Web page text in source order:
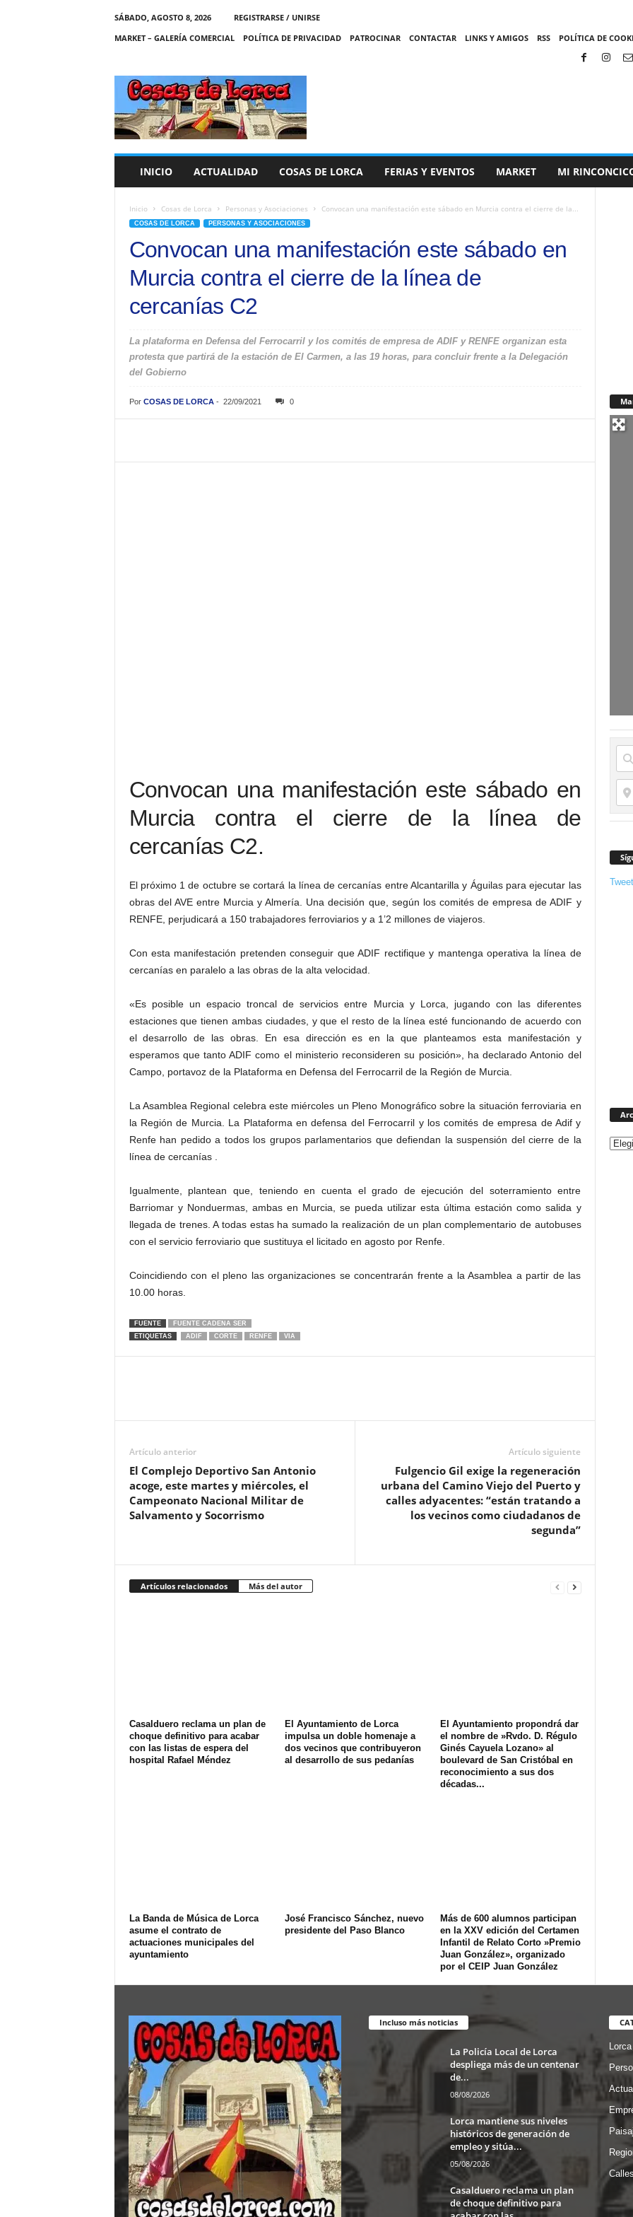
SÁBADO, AGOSTO 8, 2026
REGISTRARSE / UNIRSE
MARKET – GALERÍA COMERCIAL
POLÍTICA DE PRIVACIDAD PATROCINAR CONTACTAR LINKS Y AMIGOS RSS POLÍTICA DE
C
A
S
INICIO ACTUALIDAD COSAS DE LORCA FERIAS Y EVENTOS MARKET MI
Inicio Cosas de Lorca Personas y Asociaciones Convocan una manifestación este sábado en Murcia contra el cierre de la...
COSAS DE LORCA PERSONAS Y ASOCIACIONES
Convocan una manifestación este sábado en
Murcia contra el cierre de la línea de
cercanías C2
La plataforma en Defensa del Ferrocarril y los comités de empresa de ADIF y RENFE organizan esta
protesta que partirá de la estación de El Carmen, a las 19 horas, para concluir frente a la Delegación
del Gobierno
Por COSAS DE LORCA- 22/09/2021 0
Convocan una manifestación este sábado en
Murcia contra el cierre de la línea de
cercanías C2.
El próximo 1 de octubre se cortará la línea de cercanías entre Alcantarilla y Águilas para ejecutar las
obras del AVE entre Murcia y Almería. Una decisión que, según los comités de empresa de ADIF y
RENFE, perjudicará a 150 trabajadores ferroviarios y a 1’2 millones de viajeros.
Con esta manifestación pretenden conseguir que ADIF rectifique y mantenga operativa la línea de
cercanías en paralelo a las obras de la alta velocidad.
«Es posible un espacio troncal de servicios entre Murcia y Lorca, jugando con las diferentes
estaciones que tienen ambas ciudades, y que el resto de la línea esté funcionando de acuerdo con
el desarrollo de las obras. En esa dirección es en la que planteamos esta manifestación y
esperamos que tanto ADIF como el ministerio reconsideren su posición», ha declarado Antonio del
Campo, portavoz de la Plataforma en Defensa del Ferrocarril de la Región de Murcia.
La Asamblea Regional celebra este miércoles un Pleno Monográfico sobre la situación ferroviaria en
la Región de Murcia. La Plataforma en defensa del Ferrocarril y los comités de empresa de Adif y
Renfe han pedido a todos los grupos parlamentarios que defiendan la suspensión del cierre de la
línea de cercanías .
Igualmente, plantean que, teniendo en cuenta el grado de ejecución del soterramiento entre
Barriomar y Nonduermas, ambas en Murcia, se pueda utilizar esta última estación como salida y
llegada de trenes. A todas estas ha sumado la realización de un plan complementario de autobuses
con el servicio ferroviario que sustituya el licitado en agosto por Renfe.
Coincidiendo con el pleno las organizaciones se concentrarán frente a la Asamblea a partir de las
10.00 horas.
FUENTE
FUENTE CADENA SER
ETIQUETAS
ADIF CORTE RENFE VIA
Artículo anterior
El Complejo Deportivo San Antonio
acoge, este martes y miércoles, el
Campeonato Nacional Militar de
Salvamento y Socorrismo
Artículo siguiente
Fulgencio Gil exige la regeneración
urbana del Camino Viejo del Puerto y
calles adyacentes: “están tratando a
los vecinos como ciudadanos de
segunda”
Artículos relacionados Más del autor
Casalduero reclama un plan de
choque definitivo para acabar
con las listas de espera del
hospital Rafael Méndez
El Ayuntamiento de Lorca
impulsa un doble homenaje a
dos vecinos que contribuyeron
al desarrollo de sus pedanías
El Ayuntamiento propondrá dar
el nombre de »Rvdo. D. Régulo
Ginés Cayuela Lozano» al
boulevard de San Cristóbal en
reconocimiento a sus dos
décadas...
La Banda de Música de Lorca
asume el contrato de
actuaciones municipales del
ayuntamiento
José Francisco Sánchez, nuevo
presidente del Paso Blanco
Más de 600 alumnos participan
en la XXV edición del Certamen
Infantil de Relato Corto »Premio
Juan González», organizado
por el CEIP Juan González
Incluso más noticias
La Policía Local de Lorca
despliega más de un centenar
de...
08/08/2026
Lorca mantiene sus niveles
históricos de generación de
empleo y sitúa...
05/08/2026
Casalduero reclama un plan
de choque definitivo para
Lorca